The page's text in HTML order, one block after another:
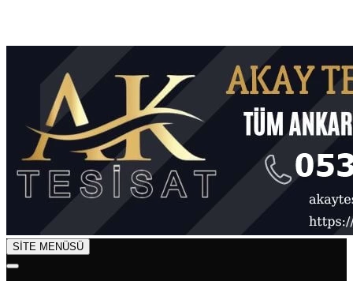
SİTE MENÜSÜ